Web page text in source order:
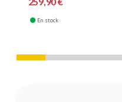
En stock